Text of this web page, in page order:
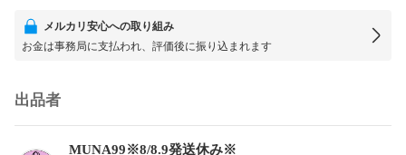
メルカリ安心への取り組み
お金は事務局に支払われ、評価後に振り込まれます
出品者
MUNA99※8/8.9発送休み※